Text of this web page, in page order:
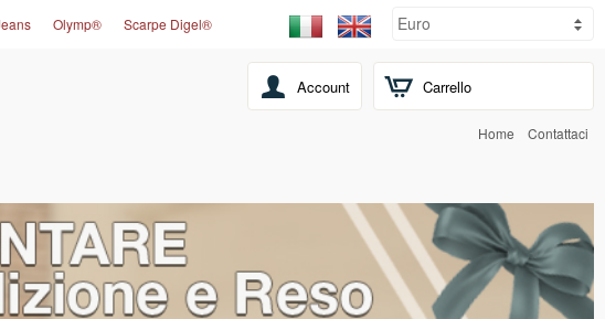
Carrello
Olymp® Scarpe Digel®
Account
Home Contattaci